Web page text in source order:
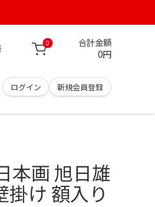
0 合計金額
0円
ログイン 新規会員登録
本画 旭日雄
掛け 額入り